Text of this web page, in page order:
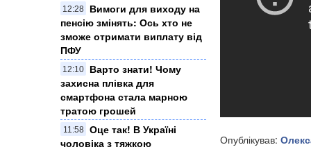
12:28
Вимоги для виходу на
пенсію змінять: Ось хто не
зможе отримати виплату від
ПФУ
12:10
Варто знати! Чому
захисна плівка для
смартфона стала марною
тратою грошей
11:58
Оце так! В Україні
чоловіка з тяжкою
Опублікував: